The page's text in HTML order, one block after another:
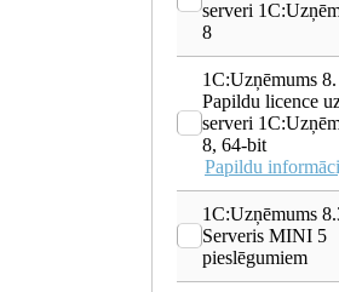
serveri
8
1C:Uzņēmums 8.
Papildu licence
serveri
8, 64-bit
Papildu
1C:Uzņēmums
Serveris MINI 5
pieslēgumiem